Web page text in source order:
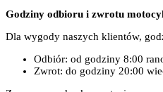
Godziny odbioru i zwrotu
Dla wygody naszych klientów,
Odbiór: od godziny 8:00
Zwrot: do godziny 20:00